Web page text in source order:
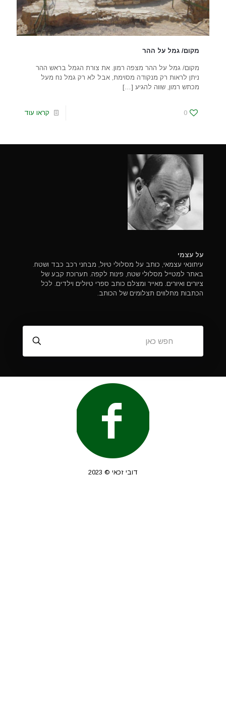
מקום/ גמל על ההר
מקום/ גמל על ההר מצפה רמון. את צורת הגמל בראש ההר
ניתן לראות רק מנקודה מסוימת, אבל לא רק גמל נח מעל
מכתש רמון, שווה להגיע […]
0 קראו עוד
על עצמי
עיתונאי עצמאי, כותב על מסלולי טיול, מבחני רכב כבד ושטח.
באתר למטייל מסלולי שטח, פינות לקפה. תערוכת קבע של
ציורים ואיורים. מאייר ומצלם כותב ספרי טיולים וילדים. לכל
הכתבות מתלווים תצלומים של הכותב.
דובי זכאי © 2023